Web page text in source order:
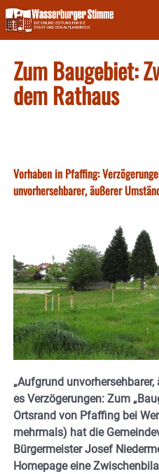
Skip
to
content
Zum Baugebiet:
dem Rathaus
Vorhaben in Pfaffing:
unvorhersehbarer, äußerer
„Aufgrund
es Verzögerungen: Zum
Ortsrand von Pfaffing bei
mehrmals) hat die
Bürgermeister Josef
Homepage eine